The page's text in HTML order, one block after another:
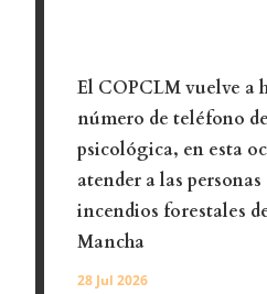
El COPCLM vuelve a
número de teléfono
psicológica, en esta
atender a las
incendios forestales
Mancha
28 Jul 2026